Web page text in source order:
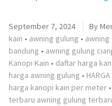
September 7, 2024 By
kain • awning gulung •
bandung • awning gulung
Kanopi Kain • daftar harga
harga awning gulung •
harga kanopi kain per meter •
terbaru awning gulung